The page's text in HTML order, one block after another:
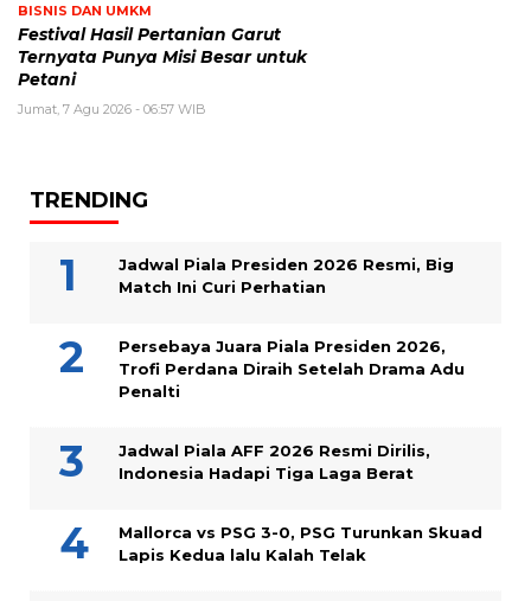
BISNIS DAN UMKM
Festival Hasil Pertanian Garut
Ternyata Punya Misi Besar untuk
Petani
Jumat, 7 Agu 2026 - 06:57 WIB
TRENDING
Jadwal Piala Presiden 2026 Resmi, Big
Match Ini Curi Perhatian
Persebaya Juara Piala Presiden 2026,
Trofi Perdana Diraih Setelah Drama Adu
Penalti
Jadwal Piala AFF 2026 Resmi Dirilis,
Indonesia Hadapi Tiga Laga Berat
Mallorca vs PSG 3-0, PSG Turunkan Skuad
Lapis Kedua lalu Kalah Telak